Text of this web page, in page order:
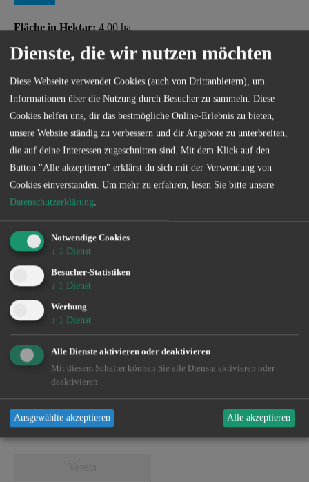
Fläche in Hektar: 4.00 ha
Beschreibung / Besonderheiten:
Kurzbezeichnung: Großmachnower See bei Groß Machnow
Bezeichnung: Großmachnower See bei Groß Machnow
Verbans- oder Verbandsvertragsgewässer: Verbandsgewässer
Sonder­bestimmungen
Die genauen Sonderbestimmungen eines jeden Gewässers
können Sie kostenlos in unserer App einsehen.
Verein
Für weitere Informationen zu den Befischungsrechten und
Regelungen laden Sie sich bitte unsere App herunter.
Dienste, die wir nutzen möchten
Diese Webseite verwendet Cookies (auch von Drittanbietern), um
Informationen über die Nutzung durch Besucher zu sammeln. Diese
Cookies helfen uns, dir das bestmögliche Online-Erlebnis zu bieten,
unsere Website ständig zu verbessern und dir Angebote zu unterbreiten,
die auf deine Interessen zugeschnitten sind. Mit dem Klick auf den
Button "Alle akzeptieren" erklärst du sich mit der Verwendung von
Cookies einverstanden. Um mehr zu erfahren, lesen Sie bitte unsere
Datenschutzerklärung.
Notwendige Cookies
↓ 1 Dienst
Besucher-Statistiken
↓ 1 Dienst
Werbung
↓ 1 Dienst
Alle Dienste aktivieren oder deaktivieren
Mit diesem Schalter können Sie alle Dienste aktivieren oder
deaktivieren.
Ausgewählte akzeptieren Alle akzeptieren